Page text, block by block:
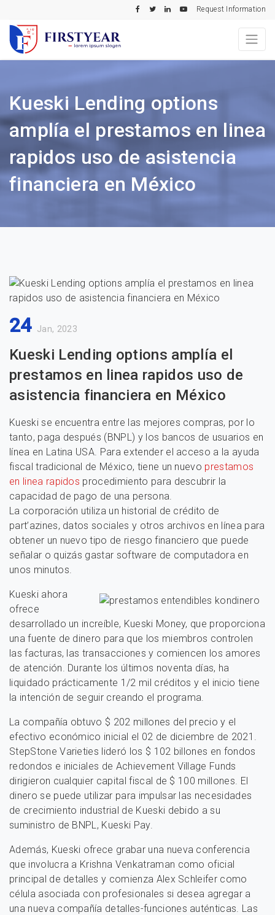
Request Information
Kueski Lending options
amplía el prestamos en linea
rapidos uso de asistencia
financiera en México
24 Jan, 2023
Kueski Lending options amplía el
prestamos en linea rapidos uso de
asistencia financiera en México
Kueski se encuentra entre las mejores compras, por lo
tanto, paga después (BNPL) y los bancos de usuarios en
línea en Latina USA. Para extender el acceso a la ayuda
fiscal tradicional de México, tiene un nuevo prestamos
en linea rapidos procedimiento para descubrir la
capacidad de pago de una persona.
La corporación utiliza un historial de crédito de
part’azines, datos sociales y otros archivos en línea para
obtener un nuevo tipo de riesgo financiero que puede
señalar o quizás gastar software de computadora en
unos minutos.
Kueski ahora
ofrece
desarrollado un increíble, Kueski Money, que proporciona
una fuente de dinero para que los miembros controlen
las facturas, las transacciones y comiencen los amores
de atención. Durante los últimos noventa días, ha
liquidado prácticamente 1/2 mil créditos y el inicio tiene
la intención de seguir creando el programa.
La compañía obtuvo $ 202 millones del precio y el
efectivo económico inicial el 02 de diciembre de 2021.
StepStone Varieties lideró los $ 102 billones en fondos
redondos e iniciales de Achievement Village Funds
dirigieron cualquier capital fiscal de $ 100 millones. El
dinero se puede utilizar para impulsar las necesidades
de crecimiento industrial de Kueski debido a su
suministro de BNPL, Kueski Pay.
Además, Kueski ofrece grabar una nueva conferencia
que involucra a Krishna Venkatraman como oficial
principal de detalles y comienza Alex Schleifer como
célula asociada con profesionales si desea agregar a
una nueva compañía detalles-funciones auténticas. Las